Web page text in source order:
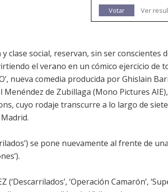
Votar
Ver
clase social, reservan, sin ser conscientes
el verano en un cómico ejercicio de
nueva comedia producida por Ghislain
de Zubillaga (Mono Pictures
cuyo rodaje transcurre a lo largo de
se pone nuevamente al frente de
‘Operación Camarón’,